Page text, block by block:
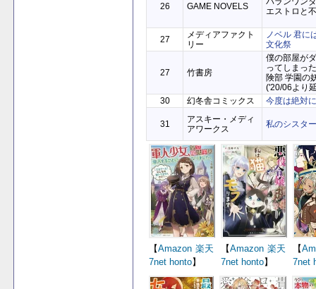
26 GAME NOVELS
エストロと
27
メディアファクト
リー
ノベル 君に
文化祭
27 竹書房
僕の部屋が
ってしまっ
険部 学園の
('20/06より
30
幻冬舎コミックス 今度は絶対
31
アスキー・メディ
アワークス
私のシスタ
【Amazon 楽天
7net honto】
【Amazon 楽天
7net honto】
【
7net